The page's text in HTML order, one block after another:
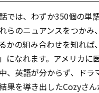
では、わずか350個の単
らのニュアンスをつかみ
かの組み合わせを知れば
になれます。アメリカに
、英語が分からず、ドラ
果を導き出したCozyさ